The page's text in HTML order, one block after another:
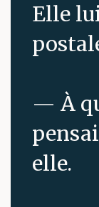
Elle
— À
elle.